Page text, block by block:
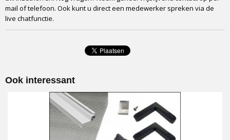
mail of telefoon. Ook kunt u direct een medewerker spreken via de
live chatfunctie.
Ook interessant